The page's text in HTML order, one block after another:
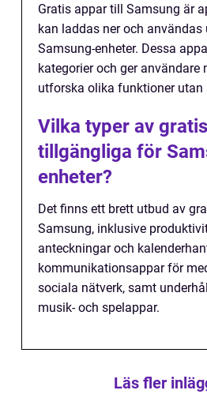
Gratis appar till Samsung är
kan laddas ner och
Samsung-enheter. Dessa
kategorier och ger användare
utforska olika funktioner utan
Vilka typer av
tillgängliga för
enheter?
Det finns ett brett utbud av
Samsung, inklusive
anteckningar och
kommunikationsappar för
sociala nätverk, samt
musik- och spelappar.
Läs fler